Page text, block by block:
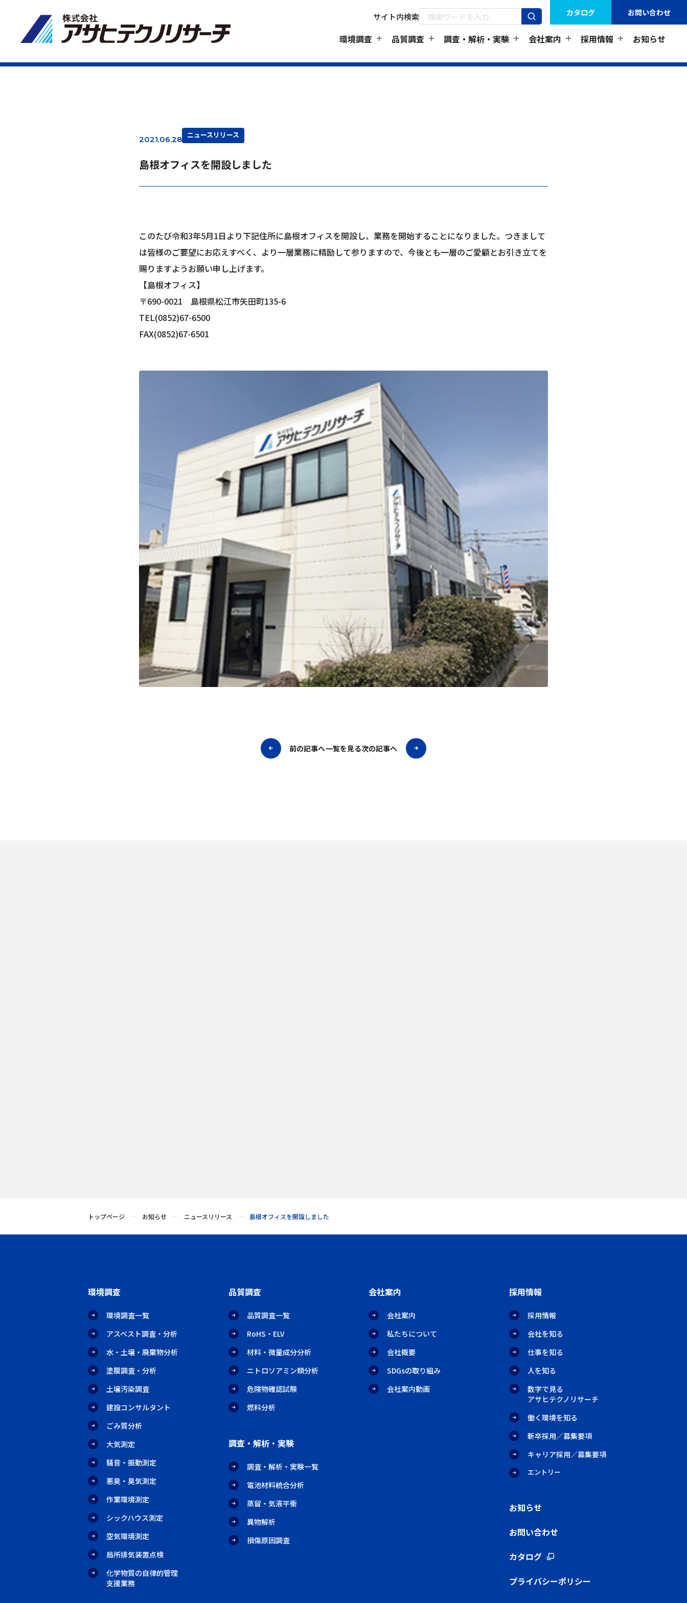
サイト内検索 カタログ お問い合わせ
環境調査 品質調査 調査・解析・実験 会社案内 採用情報 お知らせ
2021.06.28 ニュースリリース
島根オフィスを開設しました
このたび令和3年5月1日より下記住所に島根オフィスを開設し、業務を開始することになりました。つきまして
は皆様のご要望にお応えすべく、より一層業務に精励して参りますので、今後とも一層のご愛顧とお引き立てを
賜りますようお願い申し上げます。
【島根オフィス】
〒690-0021 島根県松江市矢田町135-6
TEL(0852)67-6500
FAX(0852)67-6501
前の記事へ一覧を見る次の記事へ
トップページ お知らせ ニュースリリース 島根オフィスを開設しました
環境調査
環境調査一覧
アスベスト調査・分析
水・土壌・廃棄物分析
塗膜調査・分析
土壌汚染調査
建設コンサルタント
ごみ質分析
大気測定
騒音・振動測定
悪臭・臭気測定
作業環境測定
シックハウス測定
空気環境測定
局所排気装置点検
化学物質の自律的管理
支援業務
品質調査
品質調査一覧
RoHS・ELV
材料・微量成分分析
ニトロソアミン類分析
危険物確認試験
燃料分析
調査・解析・実験
調査・解析・実験一覧
電池材料統合分析
蒸留・気液平衡
異物解析
損傷原因調査
会社案内
会社案内
私たちについて
会社概要
SDGsの取り組み
会社案内動画
採用情報
採用情報
会社を知る
仕事を知る
人を知る
数字で見る
アサヒテクノリサーチ
働く環境を知る
新卒採用／募集要項
キャリア採用／募集要項
エントリー
お知らせ
お問い合わせ
カタログ
プライバシーポリシー